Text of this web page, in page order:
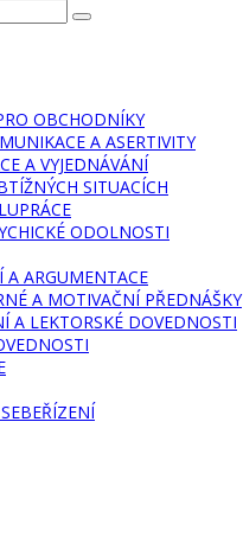
OBCHODNÍKY
A ASERTIVITY
A VYJEDNÁVÁNÍ
SITUACÍCH
ODOLNOSTI
A ARGUMENTACE
A MOTIVAČNÍ PŘEDNÁŠKY
A LEKTORSKÉ DOVEDNOSTI